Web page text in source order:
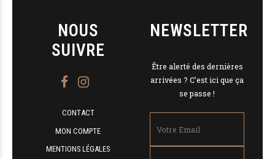
NOUS
SUIVRE
CONTACT
MON COMPTE
MENTIONS LÉGALES
NEWSLETTER
Être alerté des dernières
arrivées ? C’est ici que ça
se passe !